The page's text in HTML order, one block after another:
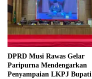
DPRD Musi Rawas Gelar
Paripurna Mendengarkan
Penyampaian LKPJ Bupati